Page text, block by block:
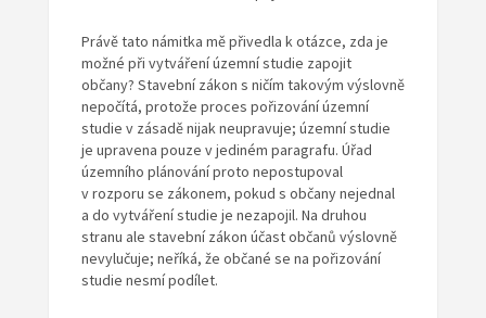
Právě tato námitka mě přivedla k otázce, zda je
možné při vytváření územní studie zapojit
občany? Stavební zákon s ničím takovým výslovně
nepočítá, protože proces pořizování územní
studie v zásadě nijak neupravuje; územní studie
je upravena pouze v jediném paragrafu. Úřad
územního plánování proto nepostupoval
v rozporu se zákonem, pokud s občany nejednal
a do vytváření studie je nezapojil. Na druhou
stranu ale stavební zákon účast občanů výslovně
nevylučuje; neříká, že občané se na pořizování
studie nesmí podílet.